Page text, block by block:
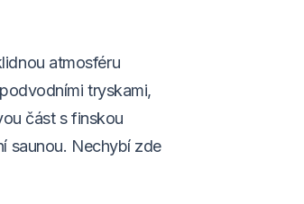
atmosféru
tryskami,
část s finskou
saunou. Nechybí zde